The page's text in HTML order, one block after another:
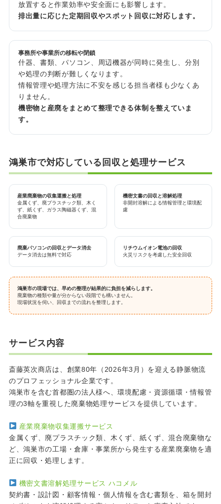
放置すると作業効率や安全面にも影響します。
排出量に応じた定期回収やスポット回収に対応します。
事務所や事業所の移転や閉鎖
什器、書類、パソコン、周辺機器が同時に発生し、分別
や処理の判断が難しくなります。
情報管理や処理方法に不安を感じる担当者様も少なくあ
りません。
機密物と産廃をまとめて整理できる体制を整えていま
す。
鴻巣市で対応している回収と処理サービス
産業廃棄物の収集運搬と処理
金属くず、廃プラスチック類、木く
ず、紙くず、ガラス陶磁器くず、混
合廃棄物
機密文書の回収と溶解処理
非開封溶解による情報管理と環境配
慮
廃棄パソコンの回収とデータ消去
データ消去は無料で対応
リチウムイオン電池の回収
火災リスクを考慮した安全回収
鴻巣市の現場では、早めの整理が結果的に負担を減らします。
廃棄物の種類や量が分からない段階でも構いません。
現場状況を伺い、回収までの流れを整理します。
サービス内容
斎藤英次商店は、創業80年（2026年3月）を迎える静脈物流
のプロフェッショナル企業です。
鴻巣市を含む首都圏の法人様へ、環境配慮・資源循環・情報管
理の3軸を重視した廃棄物処理サービスを提供しています。
産業廃棄物収集運搬サービス
金属くず、廃プラスチック類、木くず、紙くず、混合廃棄物な
ど、鴻巣市の工場・倉庫・事業所から発生する産業廃棄物を適
正に回収・処理します。
機密文書溶解処理サービス ハコメル
契約書・設計図・顧客情報・個人情報を含む書類を、箱を開封